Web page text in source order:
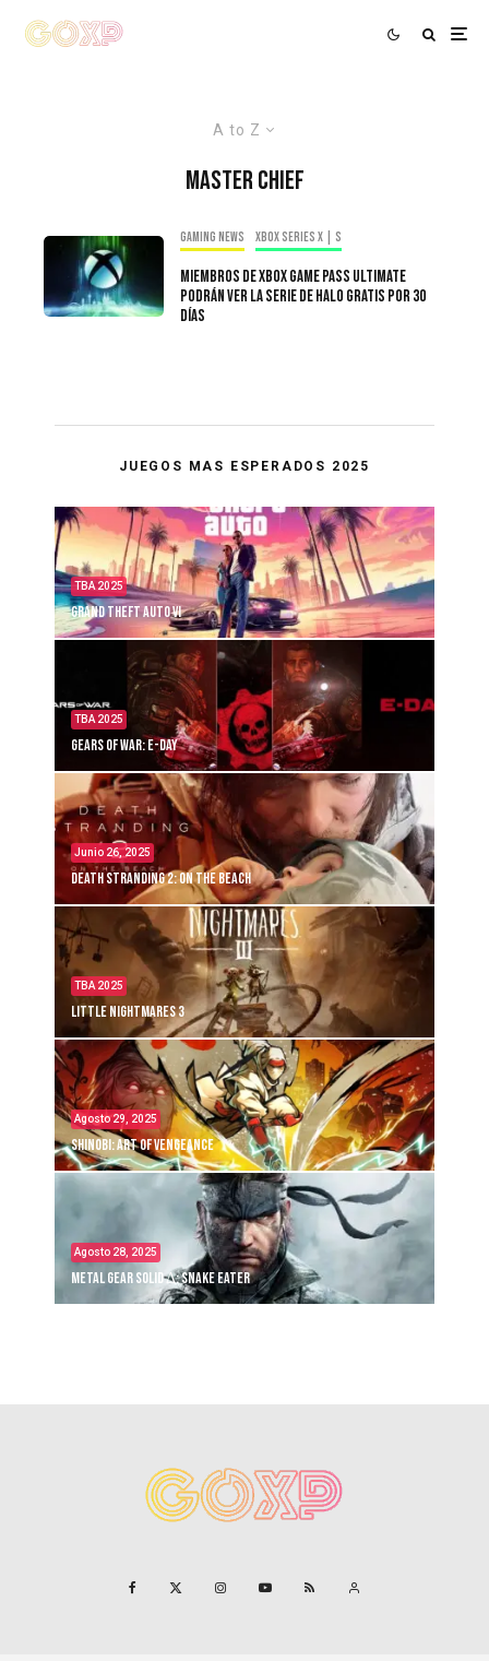
A to Z
Master Chief
Gaming news Xbox Series X | S
Miembros De Xbox Game Pass Ultimate
Podrán Ver La Serie De Halo Gratis Por 30
días
JUEGOS MAS ESPERADOS 2025
TBA 2025
Grand Theft Auto VI
TBA 2025
Gears of War: E-Day
Junio 26, 2025
Death Stranding 2: On the Beach
TBA 2025
Little Nightmares 3
Agosto 29, 2025
Shinobi: Art of Vengeance
Agosto 28, 2025
Metal Gear Solid Δ: Snake Eater